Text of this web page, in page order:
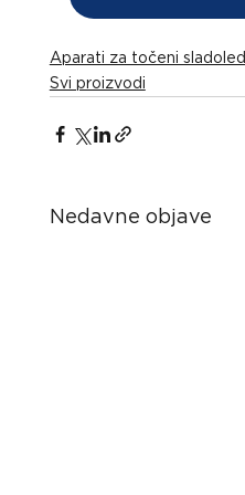
Aparati za točeni sladoled
Svi proizvodi
Nedavne objave